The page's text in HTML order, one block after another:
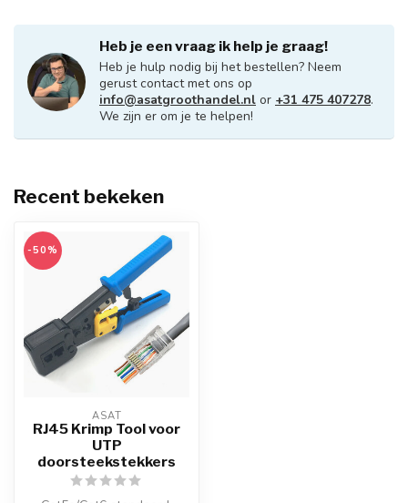
Heb je een vraag ik help je graag!
Heb je hulp nodig bij het bestellen? Neem
gerust contact met ons op
info@asatgroothandel.nl or +31 475 407278.
We zijn er om je te helpen!
Recent bekeken
-50%
ASAT
RJ45 Krimp Tool voor
UTP
doorsteekstekkers